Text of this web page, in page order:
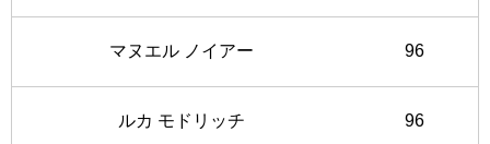
マヌエル ノイアー 96
ルカ モドリッチ 96